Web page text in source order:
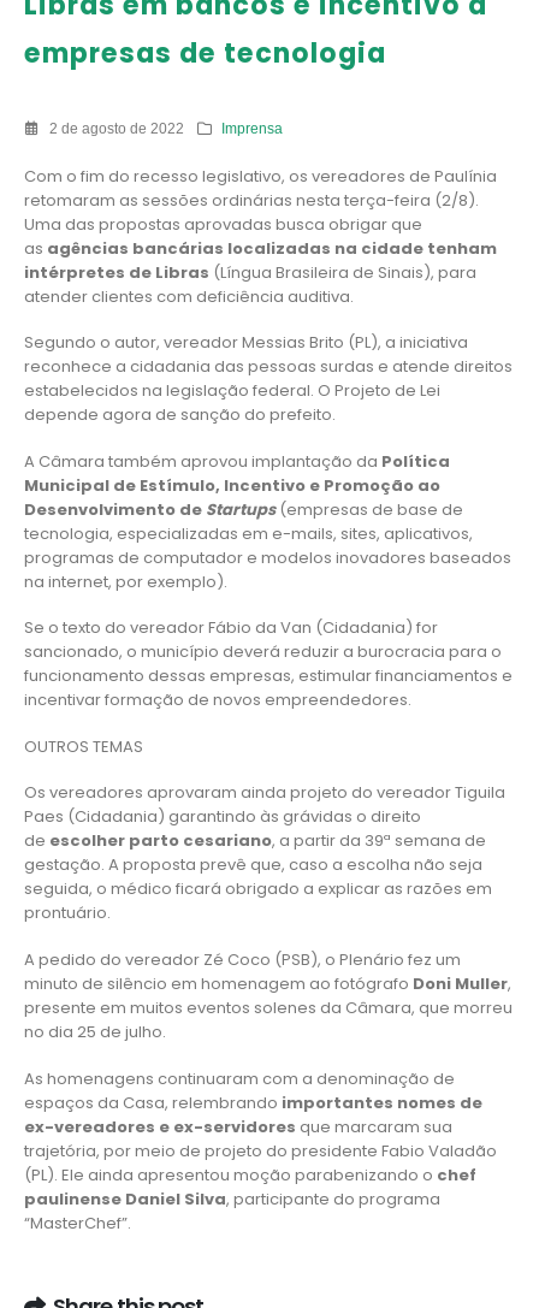
empresas de tecnologia
2 de agosto de 2022 Imprensa
Com o fim do recesso legislativo, os vereadores de Paulínia
retomaram as sessões ordinárias nesta terça-feira (2/8).
Uma das propostas aprovadas busca obrigar que
as agências bancárias localizadas na cidade tenham
intérpretes de Libras (Língua Brasileira de Sinais), para
atender clientes com deficiência auditiva.
Segundo o autor, vereador Messias Brito (PL), a iniciativa
reconhece a cidadania das pessoas surdas e atende direitos
estabelecidos na legislação federal. O Projeto de Lei
depende agora de sanção do prefeito.
A Câmara também aprovou implantação da Política
Municipal de Estímulo, Incentivo e Promoção ao
Desenvolvimento de Startups(empresas de base de
tecnologia, especializadas em e-mails, sites, aplicativos,
programas de computador e modelos inovadores baseados
na internet, por exemplo).
Se o texto do vereador Fábio da Van (Cidadania) for
sancionado, o município deverá reduzir a burocracia para o
funcionamento dessas empresas, estimular financiamentos e
incentivar formação de novos empreendedores.
OUTROS TEMAS
Os vereadores aprovaram ainda projeto do vereador Tiguila
Paes (Cidadania) garantindo às grávidas o direito
de escolher parto cesariano, a partir da 39ª semana de
gestação. A proposta prevê que, caso a escolha não seja
seguida, o médico ficará obrigado a explicar as razões em
prontuário.
A pedido do vereador Zé Coco (PSB), o Plenário fez um
minuto de silêncio em homenagem ao fotógrafo Doni Muller,
presente em muitos eventos solenes da Câmara, que morreu
no dia 25 de julho.
As homenagens continuaram com a denominação de
espaços da Casa, relembrando importantes nomes de
ex-vereadores e ex-servidores que marcaram sua
trajetória, por meio de projeto do presidente Fabio Valadão
(PL). Ele ainda apresentou moção parabenizando o chef
paulinense Daniel Silva, participante do programa
“MasterChef”.